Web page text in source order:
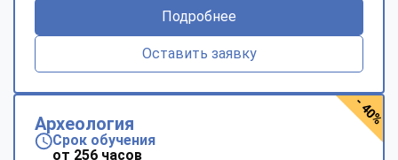
Подробнее
Оставить заявку
Археология
Срок обучения
от 256 часов
- 40%